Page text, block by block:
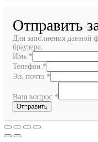
Отправить
Для заполнения данной
браузере.
Имя *
Телефон *
Эл. почта *
Ваш вопрос *
Отправить